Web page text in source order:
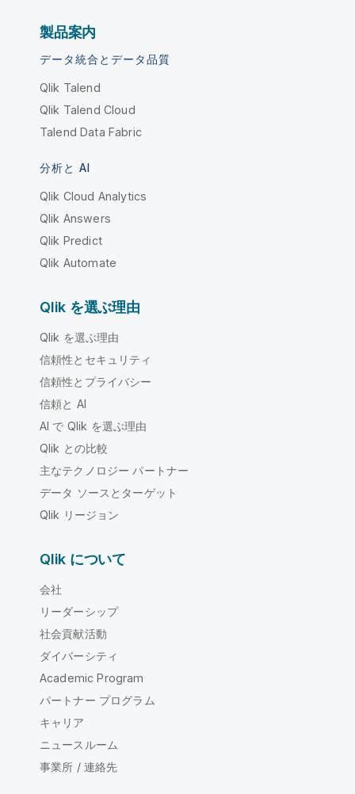
製品案内
データ統合とデータ品質
Qlik Talend
Qlik Talend Cloud
Talend Data Fabric
分析と AI
Qlik Cloud Analytics
Qlik Answers
Qlik Predict
Qlik Automate
Qlik を選ぶ理由
Qlik を選ぶ理由
信頼性とセキュリティ
信頼性とプライバシー
信頼と AI
AI で Qlik を選ぶ理由
Qlik との比較
主なテクノロジー パートナー
データ ソースとターゲット
Qlik リージョン
Qlik について
会社
リーダーシップ
社会貢献活動
ダイバーシティ
Academic Program
パートナー プログラム
キャリア
ニュースルーム
事業所 / 連絡先